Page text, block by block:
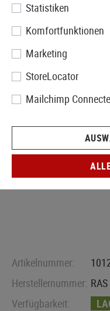
RAS Fixed Rail
Artikelnummer:
Herstellernummer:
Verfügbarkeit:
Statistiken
Komfortfunktionen
Marketing
StoreLocator
Mailchimp